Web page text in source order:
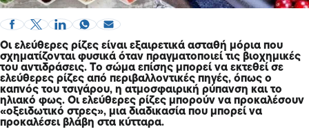
Οι ελεύθερες ρίζες είναι εξαιρετικά ασταθή μόρια που
σχηματίζονται φυσικά όταν πραγματοποιεί τις βιοχημικές
του αντιδράσεις. Το σώμα επίσης μπορεί να εκτεθεί σε
ελεύθερες ρίζες από περιβαλλοντικές πηγές, όπως ο
καπνός του τσιγάρου, η ατμοσφαιρική ρύπανση και το
ηλιακό φως. Οι ελεύθερες ρίζες μπορούν να προκαλέσουν
«οξειδωτικό στρες», μια διαδικασία που μπορεί να
προκαλέσει βλάβη στα κύτταρα.